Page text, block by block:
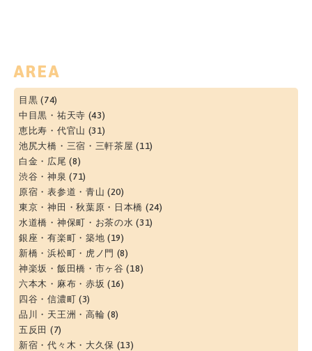
AREA
目黒 (74)
中目黒・祐天寺 (43)
恵比寿・代官山 (31)
池尻大橋・三宿・三軒茶屋 (11)
白金・広尾 (8)
渋谷・神泉 (71)
原宿・表参道・青山 (20)
東京・神田・秋葉原・日本橋 (24)
水道橋・神保町・お茶の水 (31)
銀座・有楽町・築地 (19)
新橋・浜松町・虎ノ門 (8)
神楽坂・飯田橋・市ヶ谷 (18)
六本木・麻布・赤坂 (16)
四谷・信濃町 (3)
品川・天王洲・高輪 (8)
五反田 (7)
新宿・代々木・大久保 (13)